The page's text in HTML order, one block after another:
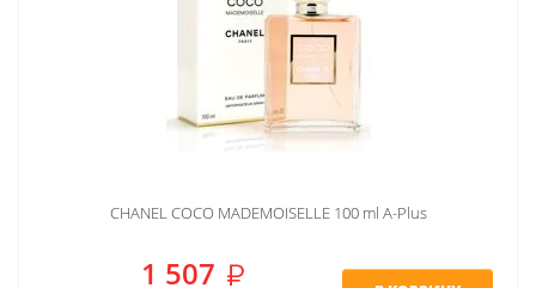
CHANEL COCO MADEMOISELLE 100 ml A-Plus
1 507